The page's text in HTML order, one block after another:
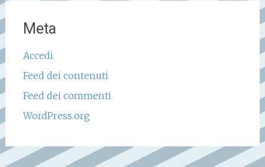
Meta
Accedi
Feed dei contenuti
Feed dei commenti
WordPress.org